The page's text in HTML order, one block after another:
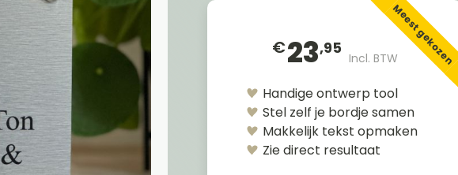
€23,95
Incl. BTWMeest gekozen
Handige ontwerp tool
Stel zelf je bordje samen
Makkelijk tekst opmaken
Zie direct resultaat